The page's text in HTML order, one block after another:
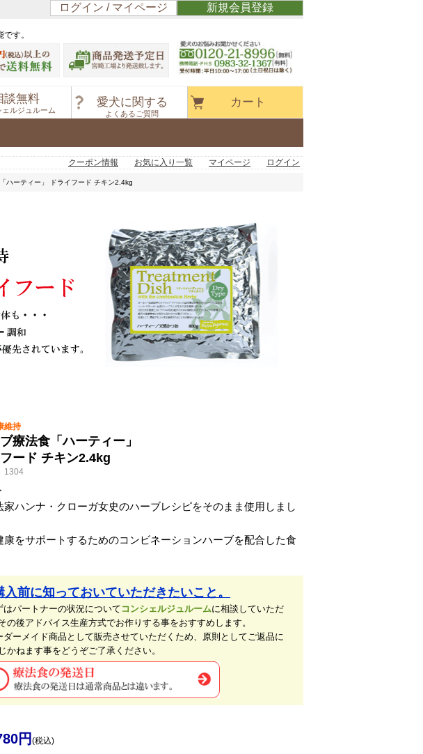
ログイン / マイページ 新規会員登録
す。
談無料
ェルジュルーム
愛犬に関する
よくあるご質問
カート
クーポン情報
お気に入り一覧 マイページ
ログイン
ハーティー」 ドライフード チキン2.4kg
維持
療法食「ハーティー」
フード チキン2.4kg
1304
家ハンナ・クローガ女史のハーブレシピをそのまま使用しまし
康をサポートするためのコンビネーションハーブを配合した食
入前に知っておいていただきたいこと。
はパートナーの状況について コンシェルジュルームに相談していただ
の後アドバイス生産方式でお作りする事をおすすめします。
ダーメイド商品として販売させていただくため、原則としてご返品に
かねます事をどうぞご了承ください。
円 (税込)